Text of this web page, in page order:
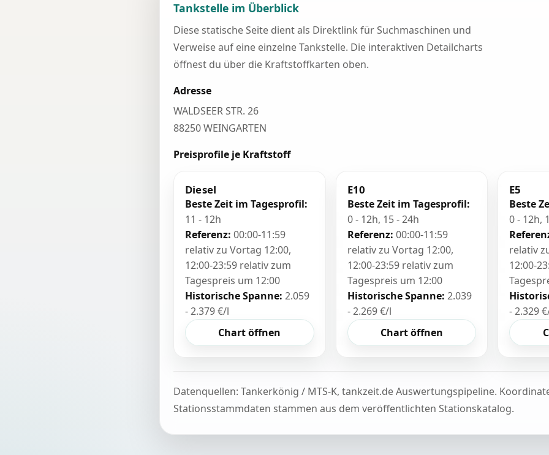
Tankstelle im Überblick
Diese statische Seite dient als Direktlink für Suchmaschinen und
Verweise auf eine einzelne Tankstelle. Die interaktiven Detailcharts
öffnest du über die Kraftstoffkarten oben.
Adresse
WALDSEER STR. 26
88250 WEINGARTEN
Preisprofile je Kraftstoff
Diesel
Beste Zeit im Tagesprofil:
11 - 12h
Referenz: 00:00-11:59
relativ zu Vortag 12:00,
12:00-23:59 relativ zum
Tagespreis um 12:00
Historische Spanne: 2.059
- 2.379 €/l
Chart öffnen
E10
Beste Zeit im Tagesprofil:
0 - 12h, 15 - 24h
Referenz: 00:00-11:59
relativ zu Vortag 12:00,
12:00-23:59 relativ zum
Tagespreis um 12:00
Historische Spanne: 2.039
- 2.269 €/l
Chart öffnen
E5
Beste
0 - 12h,
relativ
12:00-
- 2.329
Datenquellen: Tankerkönig / MTS-K, tankzeit.de Auswertungspipeline.
Stationsstammdaten stammen aus dem veröffentlichten Stationskatalog.